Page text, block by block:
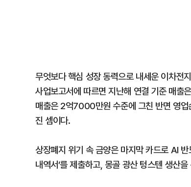
무엇보다 핵심 성장 동력으로 내세운 이차
사업보고서에 따르면 지난해 연결 기준 매
매출은 2억7000만원 수준에 그친 반면 영
진 셈이다.
상장폐지 위기 속 금양은 마지막 카드로 AI
내역서’를 제출하고, 몽골 광산 텅스텐 생산